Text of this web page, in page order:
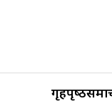
गृहपृष्‍ठ